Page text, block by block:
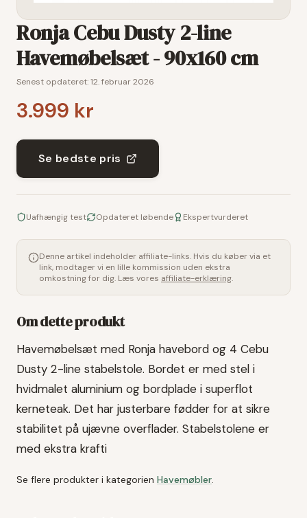
Ronja Cebu Dusty 2-line
Havemøbelsæt - 90x160 cm
Senest opdateret:12. februar 2026
3.999 kr
Se bedste pris
Uafhængig test Opdateret løbende Ekspertvurderet
Denne artikel indeholder affiliate-links. Hvis du køber via et
link, modtager vi en lille kommission uden ekstra
omkostning for dig. Læs vores affiliate-erklæring.
Om dette produkt
Havemøbelsæt med Ronja havebord og 4 Cebu
Dusty 2-line stabelstole. Bordet er med stel i
hvidmalet aluminium og bordplade i superflot
kerneteak. Det har justerbare fødder for at sikre
stabilitet på ujævne overflader. Stabelstolene er
med ekstra krafti
Se flere produkter i kategorien Havemøbler.